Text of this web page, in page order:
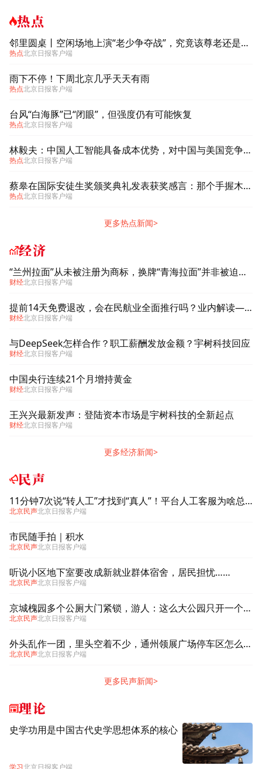
热点
邻里圆桌丨空闲场地上演“老少争夺战”，究竟该尊老还是爱幼
热点北京日报客户端
雨下不停！下周北京几乎天天有雨
热点北京日报客户端
台风“白海豚”已“闭眼”，但强度仍有可能恢复
热点北京日报客户端
林毅夫：中国人工智能具备成本优势，对中国与美国竞争有信心
热点北京日报客户端
蔡皋在国际安徒生奖颁奖典礼发表获奖感言：那个手握木炭条涂鸦的小女孩始终留在心底
热点北京日报客户端
更多热点新闻>
经济
“兰州拉面”从未被注册为商标，换牌“青海拉面”并非被迫改名换姓
财经北京日报客户端
提前14天免费退改，会在民航业全面推行吗？业内解读——
财经北京日报客户端
与DeepSeek怎样合作？职工薪酬发放金额？宇树科技回应
财经北京日报客户端
中国央行连续21个月增持黄金
财经北京日报客户端
王兴兴最新发声：登陆资本市场是宇树科技的全新起点
财经北京日报客户端
更多经济新闻>
民声
11分钟7次说“转人工”才找到“真人”！平台人工客服为啥总“躲猫猫”
北京民声北京日报客户端
市民随手拍｜积水
北京民声北京日报客户端
听说小区地下室要改成新就业群体宿舍，居民担忧……
北京民声北京日报客户端
京城槐园多个公厕大门紧锁，游人：这么大公园只开一个厕所哪够啊
北京民声北京日报客户端
外头乱作一团，里头空着不少，通州领展广场停车区怎么利用不起来？
北京民声北京日报客户端
更多民声新闻>
理论
史学功用是中国古代史学思想体系的核心
学习北京日报客户端